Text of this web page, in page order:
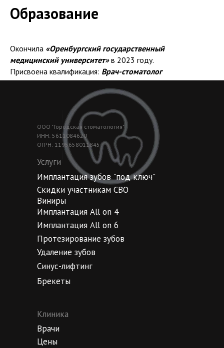
Образование
Окончила «Оренбургский государственный
медицинский университет»в 2023 году.
Присвоена квалификация: Врач-стоматолог
ООО "Городская стоматология"
ИНН: 5611084620
ОГРН: 1195658011845
Услуги
Клиника
Протезирование зубов
Брекеты
Виниры
Удаление зубов
Имплантация All on 6
Синус-лифтинг
Имплантация All on 4
Имплантация зубов "под ключ"
Скидки участникам СВО
Врачи
Цены